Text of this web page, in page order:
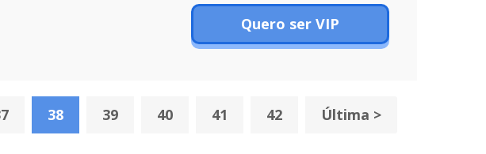
Quero ser VIP
38 39 40 41 42 Última >